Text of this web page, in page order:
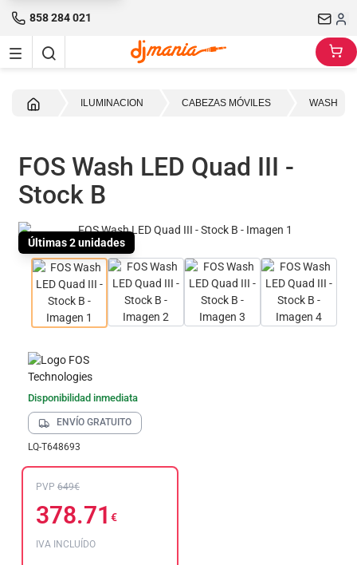
858 284 021
ILUMINACION CABEZAS MÓVILES WASH
FOS Wash LED Quad III -
Stock B
Últimas 2 unidades
Disponibilidad inmediata
ENVÍO GRATUITO
LQ-T648693
PVP 649€
378.71 €
IVA INCLUÍDO